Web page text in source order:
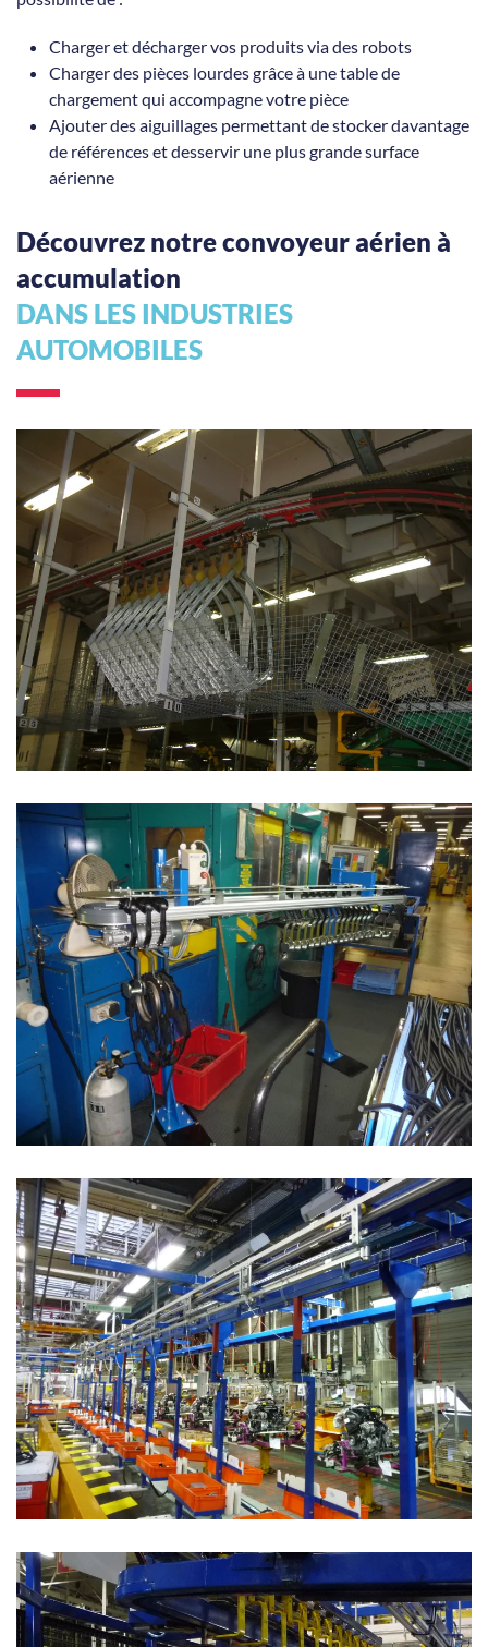
Charger et décharger vos produits via des robots
Charger des pièces lourdes grâce à une table de
chargement qui accompagne votre pièce
Ajouter des aiguillages permettant de stocker davantage
de références et desservir une plus grande surface
aérienne
Découvrez notre convoyeur aérien à
accumulation
DANS LES INDUSTRIES
AUTOMOBILES
Convoyeur birail à accumulation pour portières
Convoyeur à accumulation pour joints automobiles
Convoyeur pour préparation de commandes inter
postes (picking)